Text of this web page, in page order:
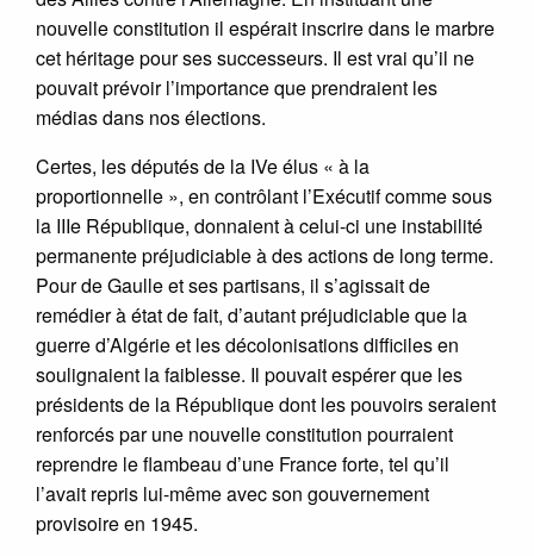
nouvelle constitution il espérait inscrire dans le marbre
cet héritage pour ses successeurs. Il est vrai qu’il ne
pouvait prévoir l’importance que prendraient les
médias dans nos élections.
Certes, les députés de la IVe élus « à la
proportionnelle », en contrôlant l’Exécutif comme sous
la IIIe République, donnaient à celui-ci une instabilité
permanente préjudiciable à des actions de long terme.
Pour de Gaulle et ses partisans, il s’agissait de
remédier à état de fait, d’autant préjudiciable que la
guerre d’Algérie et les décolonisations difficiles en
soulignaient la faiblesse. Il pouvait espérer que les
présidents de la République dont les pouvoirs seraient
renforcés par une nouvelle constitution pourraient
reprendre le flambeau d’une France forte, tel qu’il
l’avait repris lui-même avec son gouvernement
provisoire en 1945.